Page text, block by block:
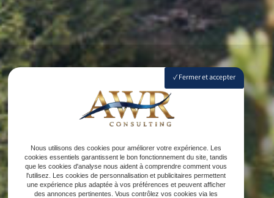
Fermer et accepter
Nous utilisons des cookies pour améliorer votre expérience. Les
cookies essentiels garantissent le bon fonctionnement du site, tandis
que les cookies d'analyse nous aident à comprendre comment vous
l'utilisez. Les cookies de personnalisation et publicitaires permettent
une expérience plus adaptée à vos préférences et peuvent afficher
des annonces pertinentes. Vous contrôlez vos cookies via les